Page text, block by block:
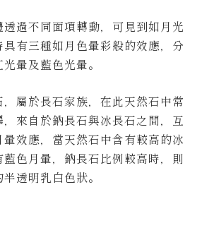
過不同面項轉動， 可見到如月光
有三種如月色暈彩般的效應，分
暈及藍色光暈。
屬於長石家族，在此天然石中常
來自於鈉長石與冰長石之間，互
效應，當天然石中含有較高的冰
色月暈，鈉長石比例較高時，則
透明乳白色狀。